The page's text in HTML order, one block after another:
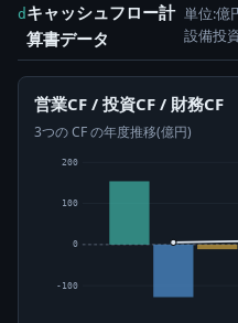
d キャッシュフロー計
算書データ
単位:億
設備投
営業CF / 投資CF / 財務CF
3つの CF の年度推移(億円)
-100
0
100
200